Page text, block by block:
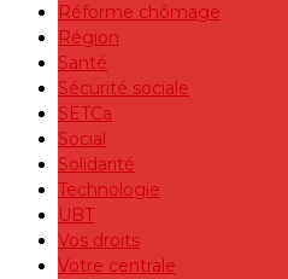
Réforme chômage
Région
Santé
Sécurité sociale
SETCa
Social
Solidarité
Technologie
UBT
Vos droits
Votre centrale